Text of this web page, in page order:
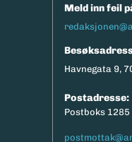
Meld inn feil
Havnegata 9,
Postadresse:
Postboks